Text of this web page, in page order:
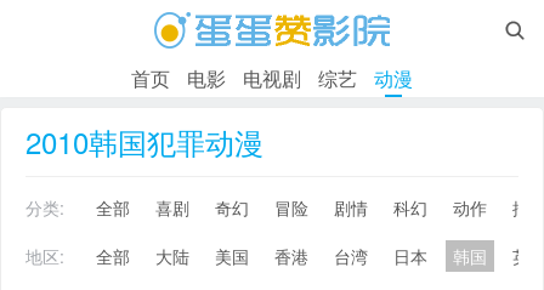

首页 电影 电视剧 综艺 动漫
2010韩国犯罪动漫
分类: 全部 喜剧 奇幻 冒险 剧情 科幻 动作
搞
地区:
全部 大陆 美国 香港 台湾 日本 韩国
英